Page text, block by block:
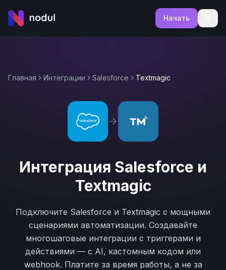
Начать
Главная Интеграции Salesforce Textmagic
Интеграция Salesforce и
Textmagic
Подключите Salesforce и Textmagic с мощными
сценариями автоматизации. Создавайте
многошаговые интеграции с триггерами и
действиями — с AI, кастомным кодом или
webhook. Платите за время работы, а не за